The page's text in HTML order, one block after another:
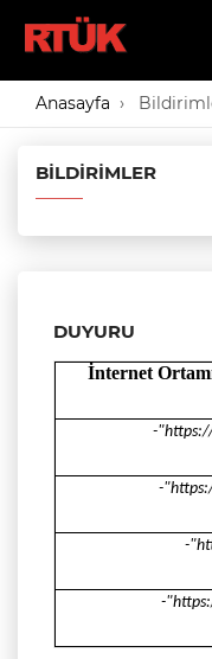
Anasayfa
BILDIRIMLER
DUYURU
İnternet
-
-
-
-